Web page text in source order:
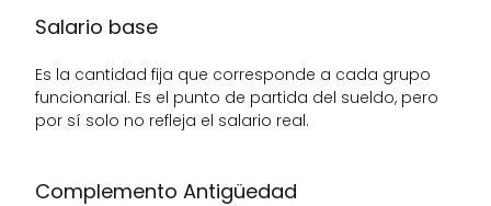
Salario base
Es la cantidad fija que corresponde a cada grupo
funcionarial. Es el punto de partida del sueldo, pero
por sí solo no refleja el salario real.
Complemento Antigüedad